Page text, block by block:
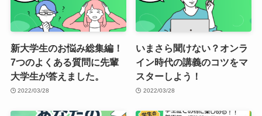
新大学生のお悩み総集編！
7つのよくある質問に先輩
大学生が答えました。
2022/03/28
いまさら聞けない？オンラ
イン時代の講義のコツをマ
スターしよう！
2022/03/28